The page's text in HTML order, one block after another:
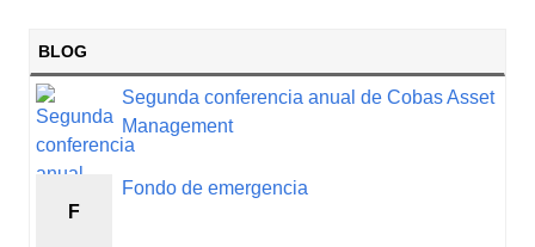
BLOG
Segunda conferencia anual de Cobas Asset
Management
F
Fondo de emergencia